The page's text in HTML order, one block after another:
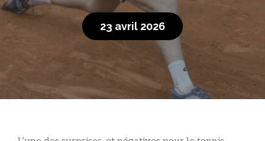
23 avril 2026